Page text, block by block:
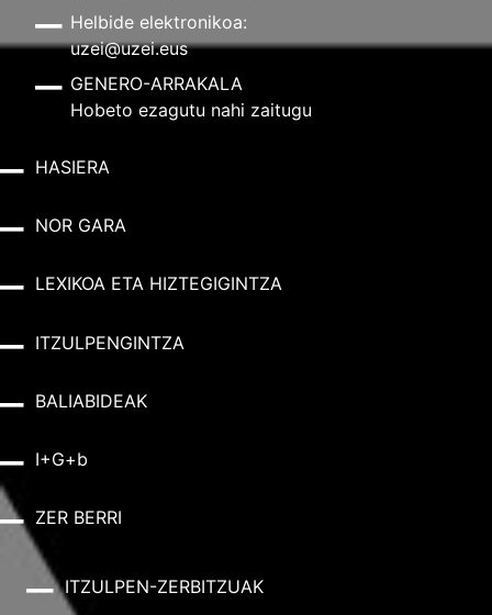
Helbide elektronikoa:
uzei@uzei.eus
GENERO-ARRAKALA
Hobeto ezagutu nahi zaitugu
HASIERA
NOR GARA
LEXIKOA ETA HIZTEGIGINTZA
ITZULPENGINTZA
BALIABIDEAK
I+G+b
ZER BERRI
ITZULPEN-ZERBITZUAK